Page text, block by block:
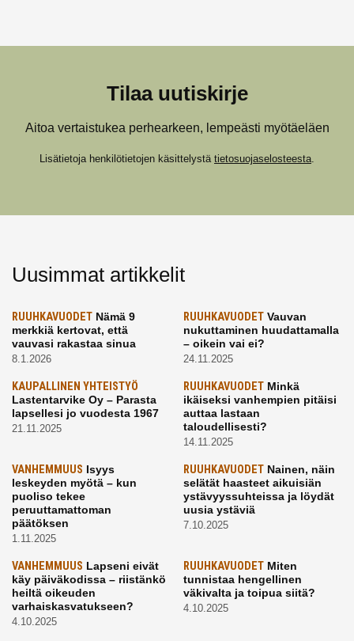
Tilaa uutiskirje
Aitoa vertaistukea perhearkeen, lempeästi myötäeläen
Lisätietoja henkilötietojen käsittelystä tietosuojaselosteesta
Uusimmat artikkelit
RUUHKAVUODET Nämä 9
merkkiä kertovat, että
vauvasi rakastaa sinua
8.1.2026
RUUHKAVUODETVauvan
nukuttaminen huudattamalla
– oikein vai ei?
24.11.2025
KAUPALLINEN YHTEISTYÖ
Lastentarvike Oy – Parasta
lapsellesi jo vuodesta 1967
21.11.2025
RUUHKAVUODETMinkä
ikäiseksi vanhempien pitäisi
auttaa lastaan
taloudellisesti?
14.11.2025
VANHEMMUUS Isyys
leskeyden myötä – kun
puoliso tekee
peruuttamattoman
päätöksen
1.11.2025
RUUHKAVUODETNainen, näin
selätät haasteet aikuisiän
ystävyyssuhteissa ja löydät
uusia ystäviä
7.10.2025
VANHEMMUUS Lapseni eivät
käy päiväkodissa – riistänkö
heiltä oikeuden
varhaiskasvatukseen?
4.10.2025
RUUHKAVUODETMiten
tunnistaa hengellinen
väkivalta ja toipua siitä?
4.10.2025